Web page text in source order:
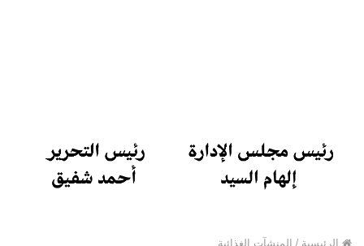
الرئيسية / المنشآت الغذائية